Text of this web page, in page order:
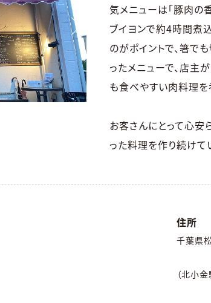
気メニューは「豚肉の
ブイヨンで約4時間煮
のがポイントで、箸で
ったメニューで、店主
も食べやすい肉料理を
お客さんにとって心安
った料理を作り続けて
住所
千葉県
（北小